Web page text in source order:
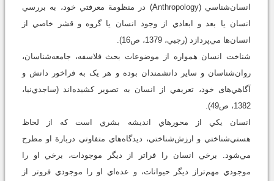
انسان‌شناسي (Anthropology) در منظومة معرفتي خود، به بررسي
انسان يا بعد و ابعادي از وجود انسان يا گروه و قشر خاصي از
انسان‌ها مي‌پردازد (رجبي، 1379، ص16).
شناخت انسان همواره از موضوعات بحث فلاسفه، جامعه‌شناسان،
روان‌شناسان و ساير دانشمندان بوده و هر يک به فراخور دانش و
آگاهي‌های خود، تعريفي از انسان به تصوير کشيده‌اند (ساجدي‌نيا،
1382، ص49).
انسان يکي از محورهاي انديشه بشري است که از لحاظ
هستي‌شناختي و ارزش‌شناختي، ديدگاه‌هاي متفاوتي دربارة او مطرح
مي‌شود. برخي انسان را فراتر از ديگر موجودات، برخي او را
موجودي مهم‌تراز ديگر حيوانات، و عده‌اي او را موجودي فروتر از